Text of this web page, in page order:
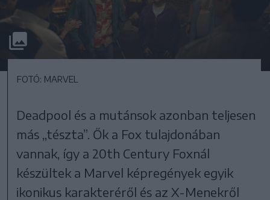
FOTÓ: MARVEL
Deadpool és a mutánsok azonban teljesen
más „tészta”. Ők a Fox tulajdonában
vannak, így a 20th Century Foxnál
készültek a Marvel képregények egyik
ikonikus karakteréről és az X-Menekről